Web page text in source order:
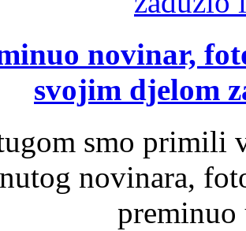
novinar,
svojim djelom
smo primili
novinara,